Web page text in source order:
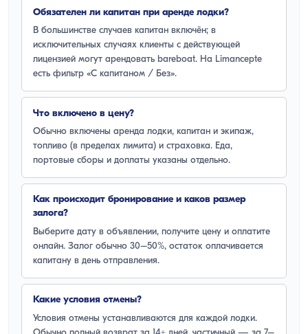
Обязателен ли капитан при аренде лодки?
В большинстве случаев капитан включён; в
исключительных случаях клиенты с действующей
лицензией могут арендовать bareboat. На Limancepte
есть фильтр «С капитаном / Без».
Что включено в цену?
Обычно включены аренда лодки, капитан и экипаж,
топливо (в пределах лимита) и страховка. Еда,
портовые сборы и доплаты указаны отдельно.
Как происходит бронирование и каков размер
залога?
Выберите дату в объявлении, получите цену и оплатите
онлайн. Залог обычно 30–50%, остаток оплачивается
капитану в день отправления.
Какие условия отмены?
Условия отмены устанавливаются для каждой лодки.